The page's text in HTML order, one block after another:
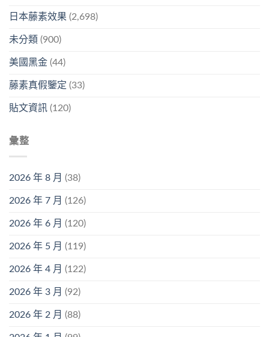
日本藤素效果 (2,698)
未分類 (900)
美國黑金 (44)
藤素真假鑒定 (33)
貼文資訊 (120)
彙整
2026 年 8 月 (38)
2026 年 7 月 (126)
2026 年 6 月 (120)
2026 年 5 月 (119)
2026 年 4 月 (122)
2026 年 3 月 (92)
2026 年 2 月 (88)